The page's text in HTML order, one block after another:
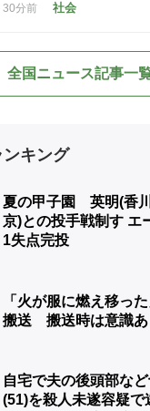
30分前 社会
全国ニュース記事一
キング
夏の甲子園 英明(香
京)との投手戦制す エ
1失点完投
「火が服に燃え移っ
搬送 搬送時は意識
自宅で夫の後頭部な
(51)を殺人未遂容疑